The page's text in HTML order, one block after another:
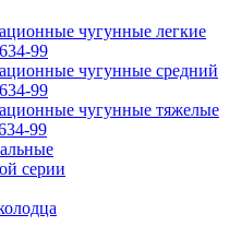
чугунные легкие
99
чугунные средний
99
чугунные тяжелые
99
серии